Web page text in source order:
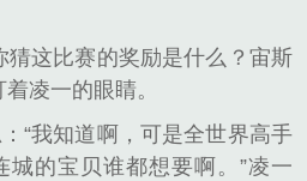
猜这比赛的奖励是什么？宙斯
凌一的眼睛。
“我知道啊，可是全世界高手
城的宝贝谁都想要啊。”凌一